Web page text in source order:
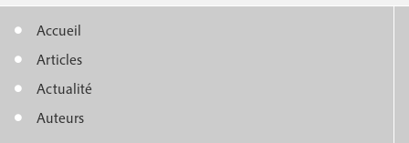
M
e
n
Accueil
Articles
Actualité
Auteurs